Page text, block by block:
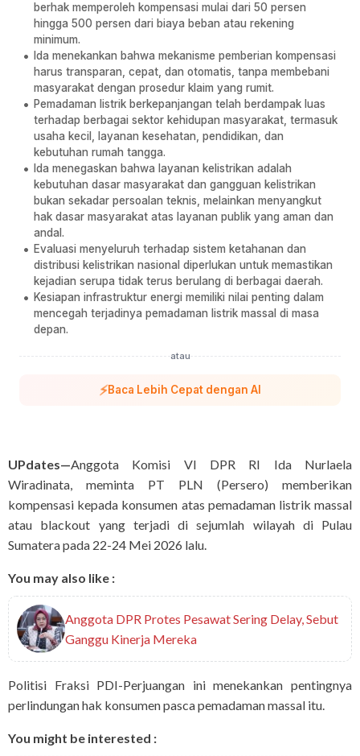
berhak memperoleh kompensasi mulai dari 50 persen
hingga 500 persen dari biaya beban atau rekening
minimum.
Ida menekankan bahwa mekanisme pemberian kompensasi
harus transparan, cepat, dan otomatis, tanpa membebani
masyarakat dengan prosedur klaim yang rumit.
Pemadaman listrik berkepanjangan telah berdampak luas
terhadap berbagai sektor kehidupan masyarakat, termasuk
usaha kecil, layanan kesehatan, pendidikan, dan
kebutuhan rumah tangga.
Ida menegaskan bahwa layanan kelistrikan adalah
kebutuhan dasar masyarakat dan gangguan kelistrikan
bukan sekadar persoalan teknis, melainkan menyangkut
hak dasar masyarakat atas layanan publik yang aman dan
andal.
Evaluasi menyeluruh terhadap sistem ketahanan dan
distribusi kelistrikan nasional diperlukan untuk memastikan
kejadian serupa tidak terus berulang di berbagai daerah.
Kesiapan infrastruktur energi memiliki nilai penting dalam
mencegah terjadinya pemadaman listrik massal di masa
depan.
atau
⚡Baca Lebih Cepat dengan AI
UPdates—Anggota Komisi VI DPR RI Ida Nurlaela
Wiradinata, meminta PT PLN (Persero) memberikan
kompensasi kepada konsumen atas pemadaman listrik massal
atau blackout yang terjadi di sejumlah wilayah di Pulau
Sumatera pada 22-24 Mei 2026 lalu.
You may also like :
Anggota DPR Protes Pesawat Sering Delay, Sebut
Ganggu Kinerja Mereka
Politisi Fraksi PDI-Perjuangan ini menekankan pentingnya
perlindungan hak konsumen pasca pemadaman massal itu.
You might be interested :